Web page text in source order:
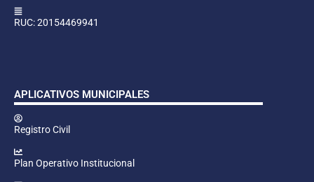
RUC: 20154469941
APLICATIVOS MUNICIPALES
Registro Civil
Plan Operativo Institucional